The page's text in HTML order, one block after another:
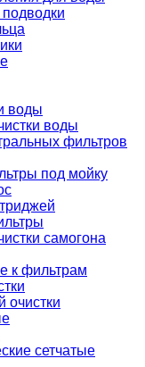
воды
воды
фильтров
под мойку
самогона
к фильтрам
очистки
сетчатые